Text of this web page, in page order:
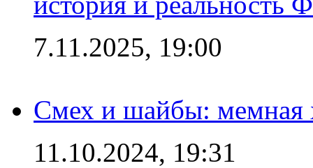
7.11.2025, 19:00
Смех и шайбы: мемная
11.10.2024, 19:31